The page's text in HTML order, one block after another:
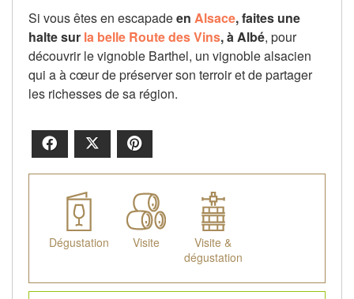
Si vous êtes en escapadeen Alsace, faites une
halte sur la belle Route des Vins, à Albé, pour
découvrir le vignoble Barthel, un vignoble alsacien
qui a à cœur de préserver son terroir et de partager
les richesses de sa région.
Facebook
Dégustation Visite
Visite &
dégustation